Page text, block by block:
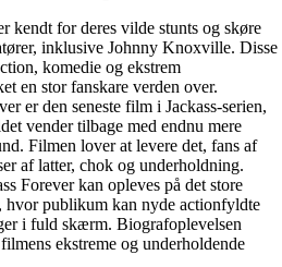
kendt for deres vilde stunts og skøre
inklusive Johnny Knoxville. Disse
komedie og ekstrem
en stor fanskare verden over.
er den seneste film i Jackass-serien,
vender tilbage med endnu mere
Filmen lover at levere det, fans af
af latter, chok og underholdning.
Forever kan opleves på det store
publikum kan nyde actionfyldte
i fuld skærm. Biografoplevelsen
ekstreme og underholdende